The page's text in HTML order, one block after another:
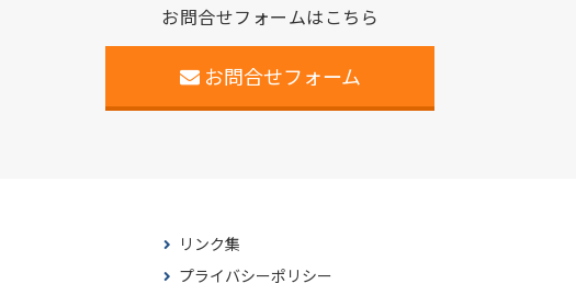
お問合せフォームはこちら
お問合せフォーム
リンク集
プライバシーポリシー